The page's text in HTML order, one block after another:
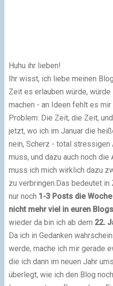
Huhu ihr lieben!
Ihr wisst, ich liebe meinen
Zeit es erlauben würde,
machen - an Ideen fehlt es
Problem: Die Zeit, die Zeit,
jetzt, wo ich im Januar die
nein, Scherz - total stressigen
muss, und dazu auch noch die
muss ich mich wirklich dazu
zu verbringen.Das bedeutet in
nur noch 1-3 Posts die Woche
nicht mehr viel in euren
wieder da bin ich ab dem 22.
Da ich in Gedanken
werde, mache ich mir gerade
die ich dann im neuen Jahr
überlegt, wie ich den Blog